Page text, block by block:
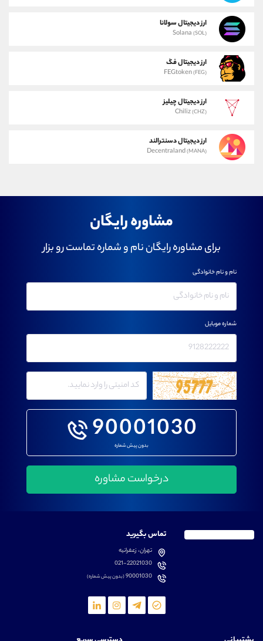
ارز دیجیتال سولانا
Solana (SOL)
ارز دیجیتال فگ
FEGtoken(FEG)
ارز دیجیتال چیلیز
Chiliz(CHZ)
ارز دیجیتال دسنترالند
Decentraland(MANA)
مشاوره رایگان
برای مشاوره رایگان نام و شماره تماست رو بزار
90001030
بدون پیش شماره
نام و نام خانوادگی
شماره موبایل
تماس بگیرید
تهران، زعفرانیه
021-22021030
90001030(بدون پیش شماره)